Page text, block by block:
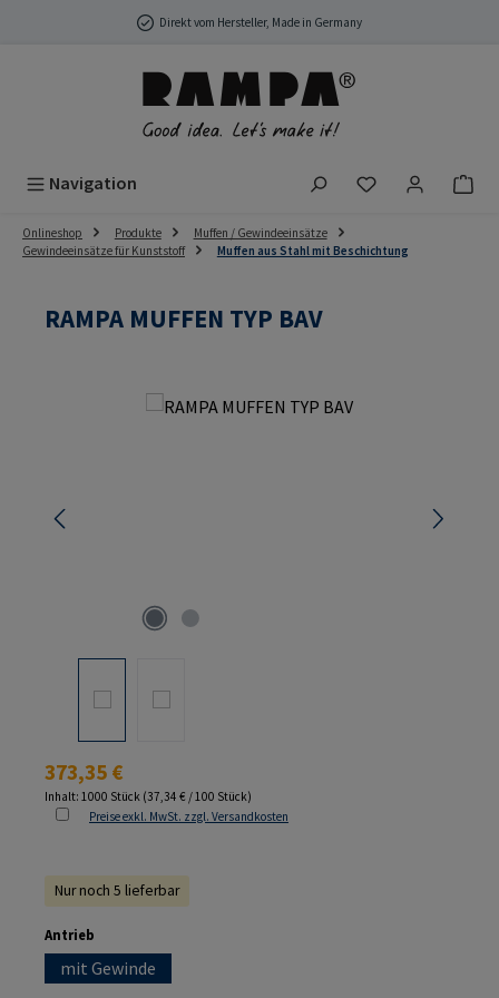
Zum Hauptinhalt springenDirekt vom Hersteller, Made in Germany
Navigation Du hast 0
Onlineshop Produkte
Muffen / Gewindeeinsätze
Gewindeeinsätze für Kunststoff
Muffen aus Stahl mit Beschichtung
RAMPA MUFFEN TYP BAV
Bildergalerie überspringen
Regulärer Preis:
373,35 €
Inhalt: 1000 Stück (37,34 € / 100 Stück)
Preise exkl. MwSt. zzgl. Versandkosten
Nur noch 5 lieferbar
Antrieb
mit Gewinde